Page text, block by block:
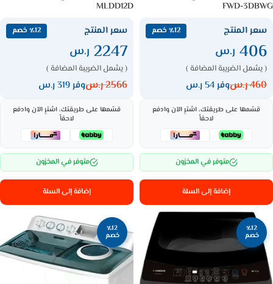
FWD-3DBWG
سعر المنتج ٪12 خصم
406 ر.س
( يشمل الضريبة المضافة )
460ر.سوفر 54 ر.س
قسّمها على طريقتك، اشترِ الآن وادفع
لاحقاً
متوفر في المخزون
إضافة إلى السلة
MLDD12D
سعر المنتج ٪12 خصم
2247 ر.س
( يشمل الضريبة المضافة )
2566ر.سوفر 319 ر.س
قسّمها على طريقتك، اشترِ الآن وادفع
لاحقاً
متوفر في المخزون
إضافة إلى السلة
٪12
خصم
٪12
خصم